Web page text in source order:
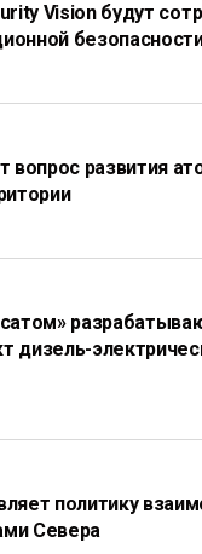
Vision будут
вопрос развития
дизель-
политику
Севера